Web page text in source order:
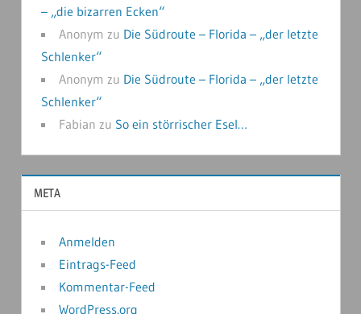
– „die bizarren Ecken“
Anonym zu Die Südroute – Florida – „der letzte
Schlenker“
Anonym zu Die Südroute – Florida – „der letzte
Schlenker“
Fabian zu So ein störrischer Esel…
META
Anmelden
Eintrags-Feed
Kommentar-Feed
WordPress.org